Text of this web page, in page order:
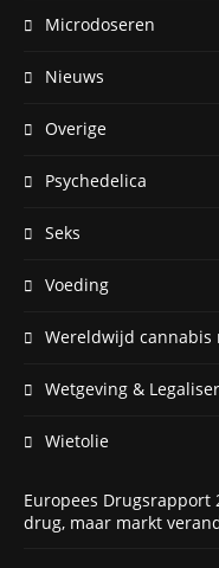
Microdoseren
Nieuws
Overige
Psychedelica
Seks
Voeding
Wereldwijd cannabis
Wetgeving &
Wietolie
Europees
drug, maar markt